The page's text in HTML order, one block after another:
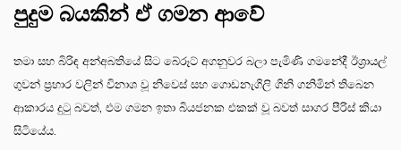
පුදුම බයකින් ඒ ගමන ආවේ
තමා සහ බිරිඳ අන්අබතියේ සිට බේරූට් අගනුවර බලා පැමිණි ගමනේදී ඊශ්‍රායල්
ගුවන් ප්‍රහාර වලින් විනාශ වූ නිවෙස් සහ ගොඩනැගිලි ගිනි ගනිමින් තිබෙන
ආකාරය දුටු බවත්, එම ගමන ඉතා බියජනක එකක් වූ බවත් සාගර පීරිස් කියා
සිටියේය.